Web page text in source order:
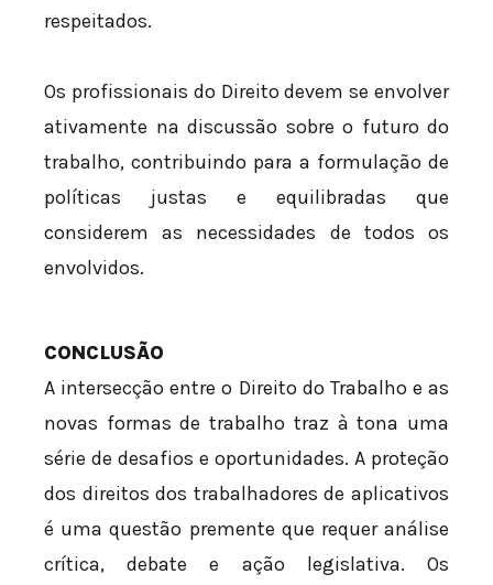
respeitados.
Os profissionais do Direito devem se envolver
ativamente na discussão sobre o futuro do
trabalho, contribuindo para a formulação de
políticas justas e equilibradas que
considerem as necessidades de todos os
envolvidos.
CONCLUSÃO
A intersecção entre o Direito do Trabalho e as
novas formas de trabalho traz à tona uma
série de desafios e oportunidades. A proteção
dos direitos dos trabalhadores de aplicativos
é uma questão premente que requer análise
crítica, debate e ação legislativa. Os